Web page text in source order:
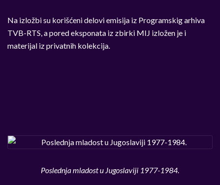
Na izložbi su korišćeni delovi emisija iz Programskig arhiva
TVB-RTS, a pored eksponata iz zbirki MIJ izložen je i
materijal iz privatnih kolekcija.
Poslednja mladost u Jugoslaviji 1977-1984.